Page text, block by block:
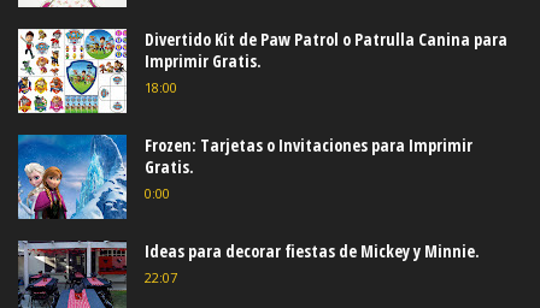
Divertido Kit de Paw Patrol o Patrulla Canina para
Imprimir Gratis.
18:00
Frozen: Tarjetas o Invitaciones para Imprimir
Gratis.
0:00
Ideas para decorar fiestas de Mickey y Minnie.
22:07